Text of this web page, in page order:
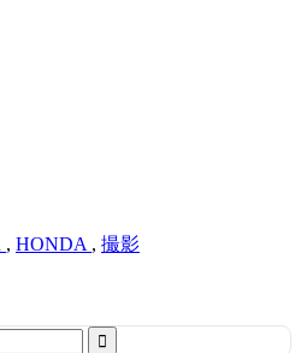
, HONDA , 撮影